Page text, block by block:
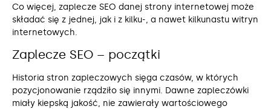
Co więcej, zaplecze SEO danej strony internetowej może
składać się z jednej, jak i z kilku-, a nawet kilkunastu witryn
internetowych.
Zaplecze SEO – początki
Historia stron zapleczowych sięga czasów, w których
pozycjonowanie rządziło się innymi. Dawne zapleczówki
miały kiepską jakość, nie zawierały wartościowego